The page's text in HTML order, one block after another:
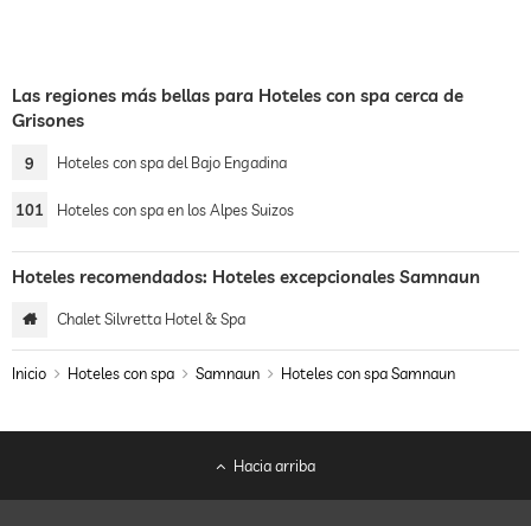
Las regiones más bellas para Hoteles con spa cerca de
Grisones
9 Hoteles con spa del Bajo Engadina
101 Hoteles con spa en los Alpes Suizos
Hoteles recomendados: Hoteles excepcionales Samnaun
Chalet Silvretta Hotel & Spa
Inicio Hoteles con spa Samnaun Hoteles con spa Samnaun
Hacia arriba